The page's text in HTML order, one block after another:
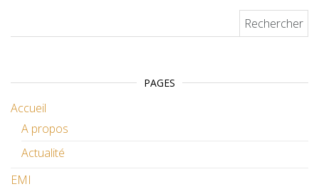
PAGES
Accueil
A propos
Actualité
EMI